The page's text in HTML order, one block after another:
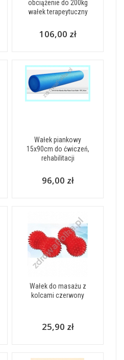
obciążenie do 200kg
wałek terapeytuczny
106,00 zł
Wałek piankowy
15x90cm do ćwiczeń,
rehabilitacji
96,00 zł
Wałek do masażu z
kolcami czerwony
25,90 zł